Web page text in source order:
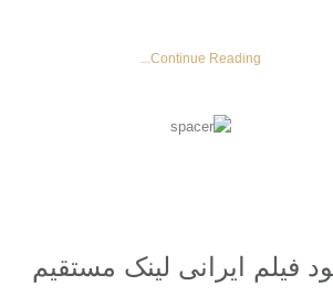
Continue Reading...
فیلم ایرانی لینک مستقیم